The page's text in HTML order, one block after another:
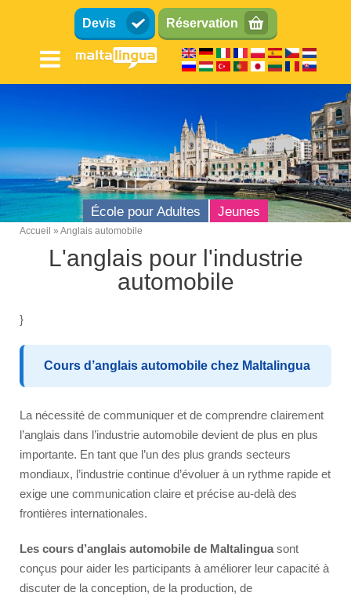
contenu
principal
Devis Réservation
École pour Adultes Jeunes
Breadcrumb
Accueil Anglais automobile
L'anglais pour l'industrie
automobile
}
Cours d’anglais automobile chez Maltalingua
La nécessité de communiquer et de comprendre clairement
l’anglais dans l’industrie automobile devient de plus en plus
importante. En tant que l’un des plus grands secteurs
mondiaux, l’industrie continue d’évoluer à un rythme rapide et
exige une communication claire et précise au-delà des
frontières internationales.
Les cours d’anglais automobile de Maltalinguasont
conçus pour aider les participants à améliorer leur capacité à
discuter de la conception, de la production, de